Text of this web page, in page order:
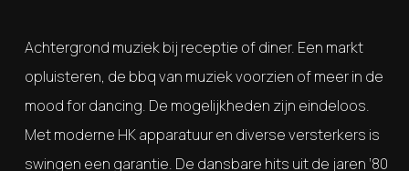
Achtergrond muziek bij receptie of diner. Een markt
opluisteren, de bbq van muziek voorzien of meer in de
mood for dancing. De mogelijkheden zijn eindeloos.
Met moderne HK apparatuur en diverse versterkers is
swingen een garantie. De dansbare hits uit de jaren ‘80